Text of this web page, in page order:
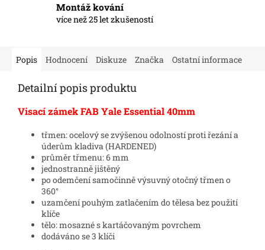
Montáž kování
více než 25 let zkušeností
Popis Hodnocení Diskuze Značka Ostatní informace
Detailní popis produktu
Visací zámek FAB Yale Essential 40mm
třmen: ocelový se zvýšenou odolností proti řezání a
úderům kladiva (HARDENED)
průměr třmenu: 6 mm
jednostranně jištěný
po odemčení samočinně výsuvný otočný třmen o
360°
uzamčení pouhým zatlačením do tělesa bez použití
klíče
tělo: mosazné s kartáčovaným povrchem
dodáváno se 3 klíči